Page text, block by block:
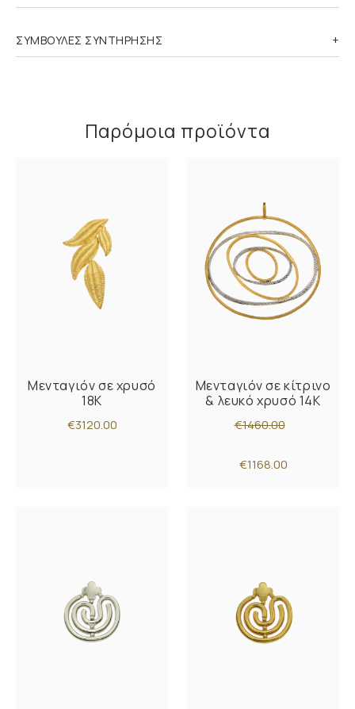
ΣΥΜΒΟΥΛΕΣ ΣΥΝΤΗΡΗΣΗΣ
Παρόμοια προϊόντα
Μενταγιόν σε χρυσό
18K
€3120.00
Μενταγιόν σε κίτρινο
& λευκό χρυσό 14Κ
€1460.00
€1168.00